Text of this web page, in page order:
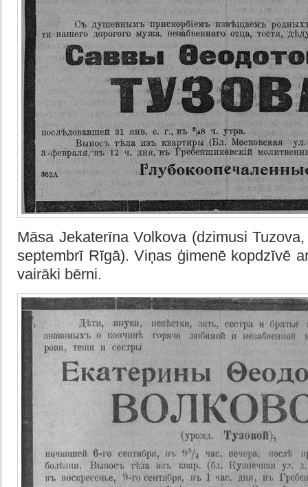
Māsa Jekaterīna Volkova (dzimusi
septembrī Rīgā). Viņas ģimenē kopdzīvē
vairāki bērni.